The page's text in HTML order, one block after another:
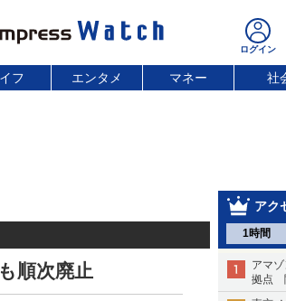
フ エンタメ マネー 社
アク
1時間
アマ
拠点
順次廃止